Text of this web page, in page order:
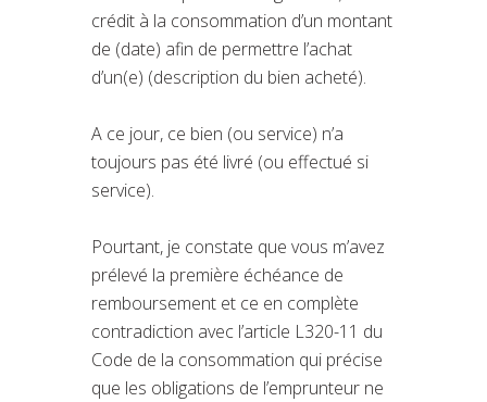
crédit à la consommation d’un montant
de (date) afin de permettre l’achat
d’un(e) (description du bien acheté).
A ce jour, ce bien (ou service) n’a
toujours pas été livré (ou effectué si
service).
Pourtant, je constate que vous m’avez
prélevé la première échéance de
remboursement et ce en complète
contradiction avec l’article L320-11 du
Code de la consommation qui précise
que les obligations de l’emprunteur ne